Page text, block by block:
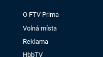
O FTV Prima
Volná místa
Reklama
HbbTV